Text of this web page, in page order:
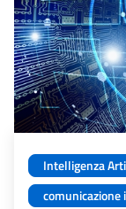
Intelligenza